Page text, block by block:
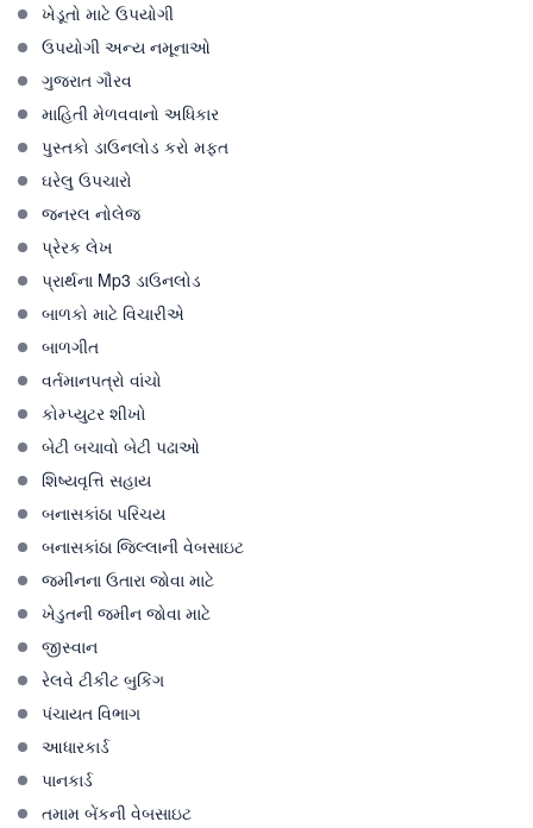
ખેડૂતો માટે ઉપયોગી
ઉપયોગી અન્ય નમૂનાઓ
ગુજરાત ગૌરવ
માહિતી મેળવવાનો અધિકાર
પુસ્તકો ડાઉનલોડ કરો મફત
ઘરેલુ ઉપચારો
જનરલ નોલેજ
પ્રેરક લેખ
પ્રાર્થના Mp3 ડાઉનલોડ
બાળકો માટે વિચારીએ
બાળગીત
વર્તમાનપત્રો વાંચો
કોમ્પ્યુટર શીખો
બેટી બચાવો બેટી પઢાઓ
શિષ્યવૃત્તિ સહાય
બનાસકાંઠા પરિચય
બનાસકાંઠા જિલ્લાની વેબસાઇટ
જમીનના ઉતારા જોવા માટે
ખેડુતની જમીન જોવા માટે
જીસ્વાન
રેલવે ટીકીટ બુકિંગ
પંચાયત વિભાગ
આધારકાર્ડ
પાનકાર્ડ
તમામ બેંકની વેબસાઇટ